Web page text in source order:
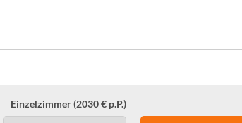
Einzelzimmer (2030 € p.P.)